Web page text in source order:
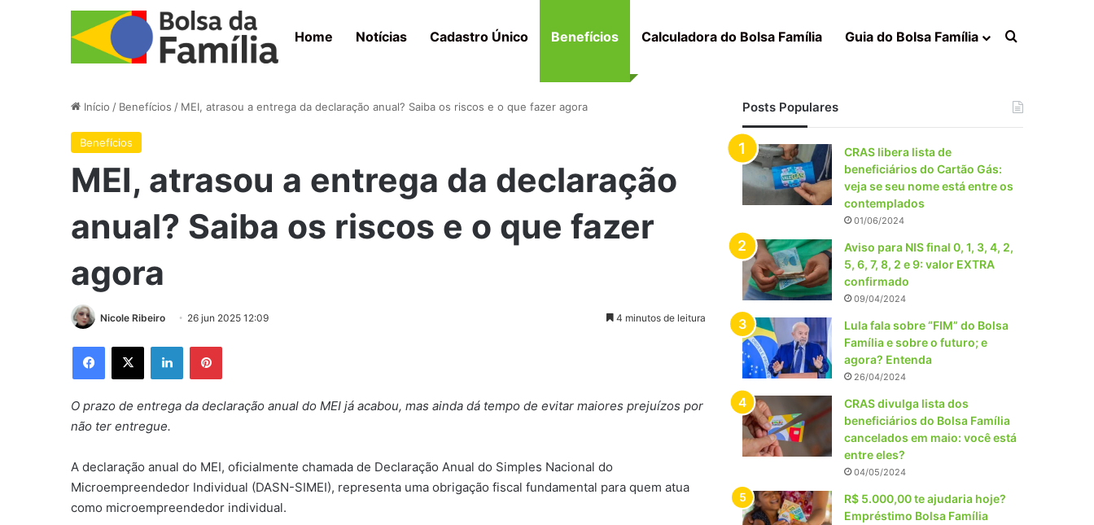
Home Notícias Cadastro Único Benefícios Calculadora do Bolsa Família Guia do Bolsa Família Procurar por
Início / Benefícios / MEI, atrasou a entrega da declaração anual? Saiba os riscos e o que fazer agora
Benefícios
MEI, atrasou a entrega da declaração
anual? Saiba os riscos e o que fazer
agora
Nicole Ribeiro 26 jun 2025 12:09 4 minutos de leitura
Facebook
X LinkedinPinterest
O prazo de entrega da declaração anual do MEI já acabou, mas ainda dá tempo de evitar maiores prejuízos por
não ter entregue.
A declaração anual do MEI, oficialmente chamada de Declaração Anual do Simples Nacional do
Microempreendedor Individual (DASN-SIMEI), representa uma obrigação fiscal fundamental para quem atua
como microempreendedor individual.
Posts Populares
CRAS libera lista de
beneficiários do Cartão Gás:
veja se seu nome está entre os
contemplados
01/06/2024
Aviso para NIS final 0, 1, 3, 4, 2,
5, 6, 7, 8, 2 e 9: valor EXTRA
confirmado
09/04/2024
Lula fala sobre “FIM” do Bolsa
Família e sobre o futuro; e
agora? Entenda
26/04/2024
CRAS divulga lista dos
beneficiários do Bolsa Família
cancelados em maio: você está
entre eles?
04/05/2024
R$ 5.000,00 te ajudaria hoje?
Empréstimo Bolsa Família